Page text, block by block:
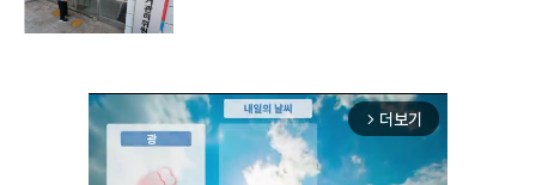
arrow_forward_ios 더보기